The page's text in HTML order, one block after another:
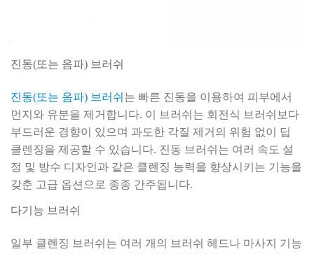
진동(또는 음파) 브러쉬
진동(또는 음파) 브러쉬 는 빠른 진동을 이용하여 피부에서
먼지와 유분을 제거합니다. 이 브러쉬는 회전식 브러쉬보다
부드러운 경향이 있으며 과도한 각질 제거의 위험 없이 딥
클렌징을 제공할 수 있습니다. 진동 브러쉬는 여러 속도 설
정 및 방수 디자인과 같은 클렌징 능력을 향상시키는 기능을
갖춘 고급 옵션으로 종종 간주됩니다.
다기능 브러쉬
일부 클렌징 브러쉬는 여러 개의 브러쉬 헤드나 마사지 기능